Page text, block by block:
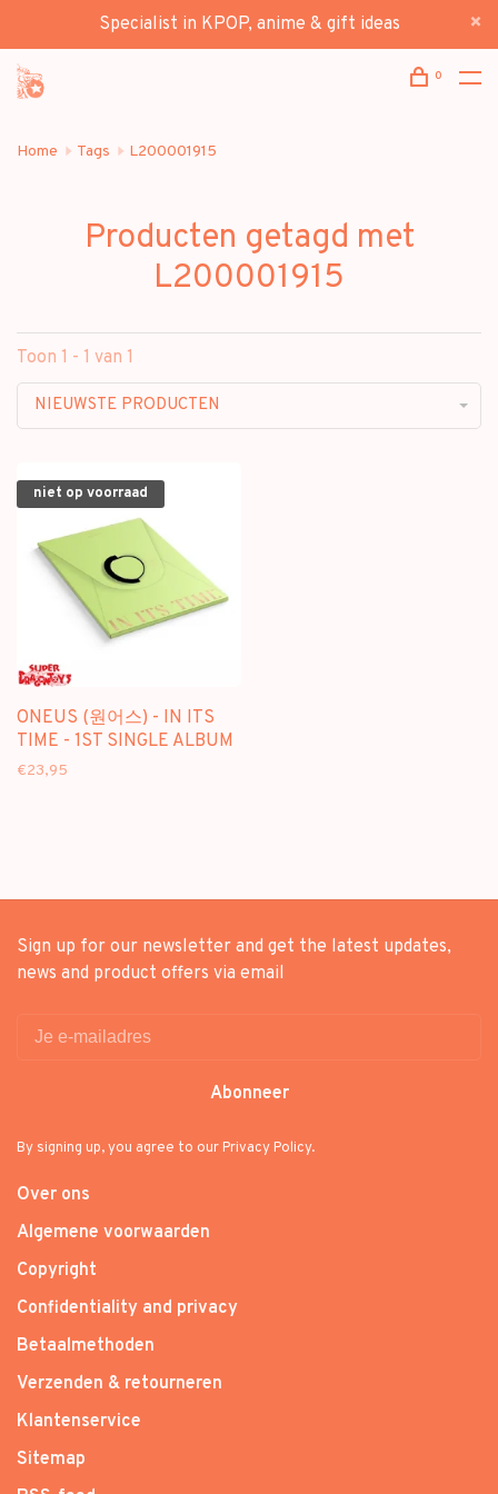
Specialist in KPOP, anime & gift ideas
0
Home Tags L200001915
Producten getagd met
L200001915
Toon 1 - 1 van 1
NIEUWSTE PRODUCTEN
niet op voorraad
ONEUS (원어스) - IN ITS
TIME - 1ST SINGLE ALBUM
€23,95
Sign up for our newsletter and get the latest updates,
news and product offers via email
Abonneer
By signing up, you agree to our Privacy Policy.
Over ons
Algemene voorwaarden
Copyright
Confidentiality and privacy
Betaalmethoden
Verzenden & retourneren
Klantenservice
Sitemap